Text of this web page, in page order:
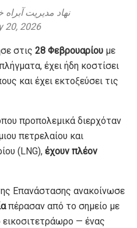
20, 2026
στις 28 Φεβρουαρίου με
έχει ήδη κοστίσει
και έχει εκτοξεύσει τις
προπολεμικά διερχόταν
πετρελαίου και
(LNG), έχουν πλέον
Επανάστασης ανακοίνωσε
πέρασαν από το σημείο με
εικοσιτετράωρο — ένας